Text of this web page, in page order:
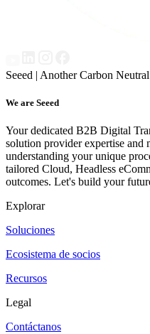
Seeed | Another Carbon
We are Seeed
Your dedicated B2B Digital
solution provider expertise and
understanding your unique
tailored Cloud, Headless
outcomes. Let's build your
Explorar
Soluciones
Ecosistema de socios
Recursos
Legal
Contáctanos